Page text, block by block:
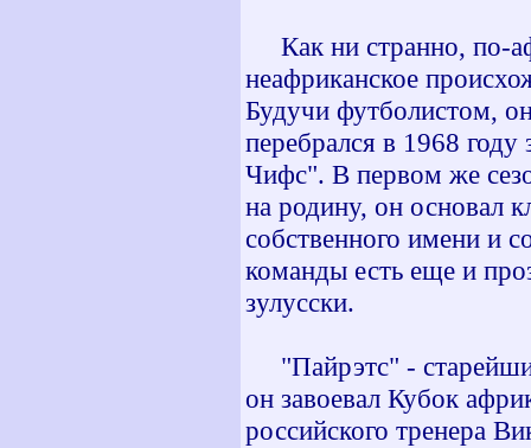
Как ни странно, по-
неафриканское
Будучи футболистом,
перебрался в 1968
Чифс". В первом же
на родину, он основал
собственного имени и
команды есть еще и
зулусски.
"Пайрэтс" -
он завоевал Кубок
российского тренера